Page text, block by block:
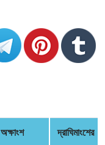
অক্ষাংশ দ্রাঘিমাংশের